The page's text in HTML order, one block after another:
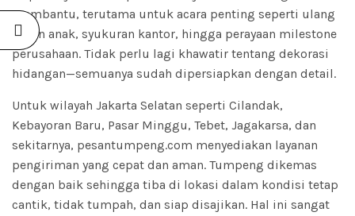
membantu, terutama untuk acara penting seperti ulang
tahun anak, syukuran kantor, hingga perayaan milestone
perusahaan. Tidak perlu lagi khawatir tentang dekorasi
hidangan—semuanya sudah dipersiapkan dengan detail.
Untuk wilayah Jakarta Selatan seperti Cilandak,
Kebayoran Baru, Pasar Minggu, Tebet, Jagakarsa, dan
sekitarnya, pesantumpeng.com menyediakan layanan
pengiriman yang cepat dan aman. Tumpeng dikemas
dengan baik sehingga tiba di lokasi dalam kondisi tetap
cantik, tidak tumpah, dan siap disajikan. Hal ini sangat